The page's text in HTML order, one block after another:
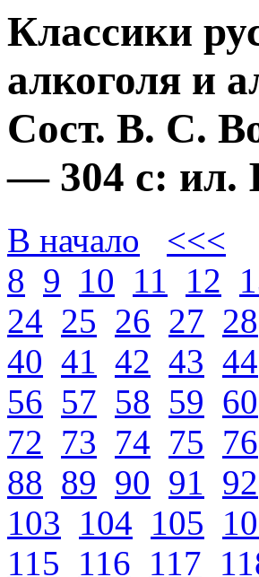
Классики
алкоголя и
Сост. В. С.
— 304 с: ил.
В начало <<<
8 9 10 11 12
24 25 26 27 28
40 41 42 43 44
56 57 58 59 60
72 73 74 75 76
88 89 90 91 92
103 104 105
115 116 117